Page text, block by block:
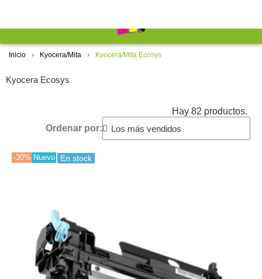
Inicio Kyocera/Mita Kyocera/Mita Ecosys
Kyocera Ecosys
Hay 82 productos.
Ordenar por:
-30% Nuevo En stock